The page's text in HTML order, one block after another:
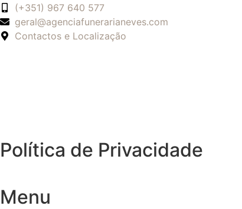
(+351) 967 640 577
geral@agenciafunerarianeves.com
Contactos e Localização
Política de Privacidade
Menu